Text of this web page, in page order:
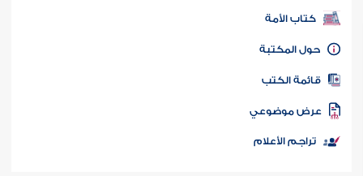
كتب PDF
كتاب الأمة
المكتبة
الكتب
موضوعي